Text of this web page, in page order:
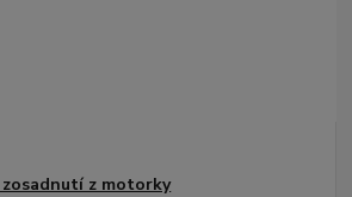
z motorky